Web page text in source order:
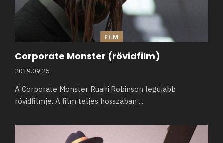
FILM
Corporate Monster (rövidfilm)
2019.09.25
A Corporate Monster Ruairi Robinson legújabb
rövidfilmje. A film teljes hosszában ...